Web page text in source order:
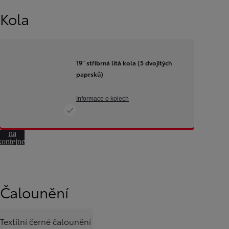
Yaris Cross
Kola
19" stříbrná litá kola (5 dvojitých
paprsků)
Informace o kolech
na
Čalounění
Textilní černé čalounění